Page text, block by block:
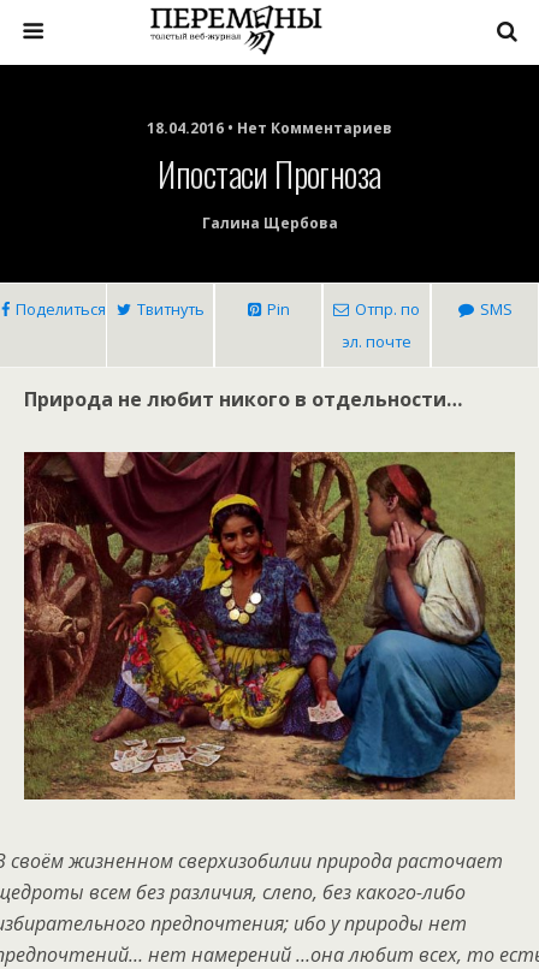
18.04.2016 • Нет Комментариев
Ипостаси Прогноза
Галина Щербова
Поделиться Твитнуть Pin
Отпр. по
эл. почте
SMS
Природа не любит никого в отдельности…
своём жизненном сверхизобилии природа расточает
всем без различия, слепо, без какого-либо
предпочтения; ибо у природы нет
нет намерений …она любит всех, то